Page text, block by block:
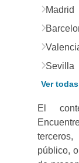
Madrid
Sevilla
Ver
El
público,